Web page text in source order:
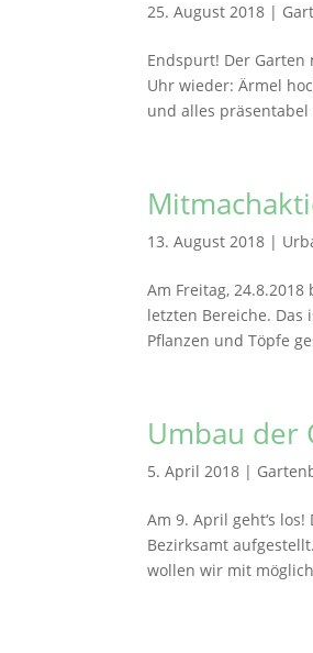
25. August 2018 |
Endspurt! Der Garten
Uhr wieder: Ärmel
und alles
13. August 2018 |
Am Freitag,
letzten Bereiche.
Pflanzen und Töpfe
Umbau der
5. April 2018 |
Am 9. April geht‘s
Bezirksamt
wollen wir mit